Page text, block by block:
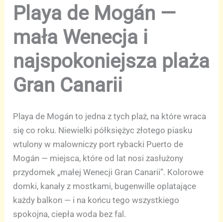
Playa de Mogán —
mała Wenecja i
najspokoniejsza plaża
Gran Canarii
Playa de Mogán to jedna z tych plaż, na które wraca
się co roku. Niewielki półksiężyc złotego piasku
wtulony w malowniczy port rybacki Puerto de
Mogán — miejsca, które od lat nosi zasłużony
przydomek „małej Wenecji Gran Canarii”. Kolorowe
domki, kanały z mostkami, bugenwille oplatające
każdy balkon — i na końcu tego wszystkiego
spokojna, ciepła woda bez fal.